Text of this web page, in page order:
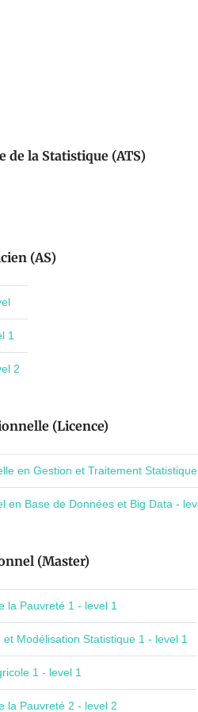
de la Statistique (ATS)
(AS)
1
2
(Licence)
en Gestion et Traitement
en Base de Données et Big Data -
(Master)
la Pauvreté 1 - level 1
Modélisation Statistique 1 - level 1
1 - level 1
la Pauvreté 2 - level 2